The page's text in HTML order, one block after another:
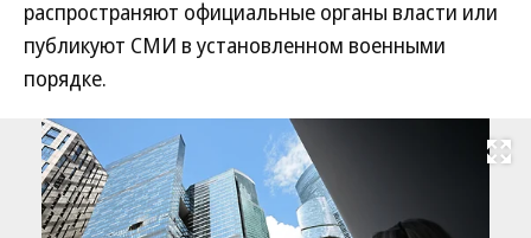
распространяют официальные органы власти или
публикуют СМИ в установленном военными
порядке.
Развернуть